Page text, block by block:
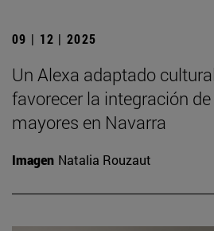
09 | 12 | 2025
Un Alexa adaptado
favorecer la integración
mayores en Navarra
Imagen Natalia Rouzaut